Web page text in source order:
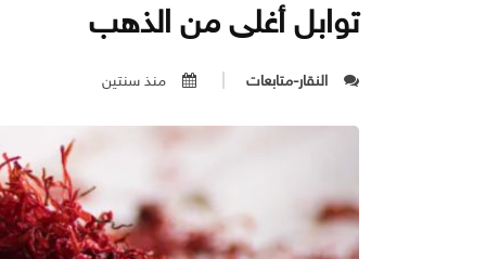
توابل أغلى من الذهب
النقار-متابعات منذ سنتين